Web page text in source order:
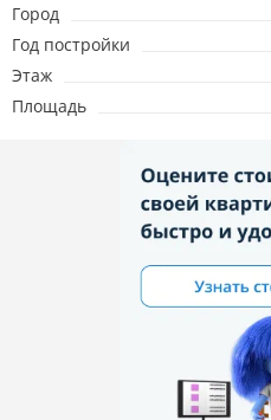
Город
Год постройки
Этаж
Площадь